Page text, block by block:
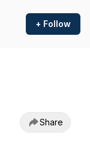
+ Follow
Share